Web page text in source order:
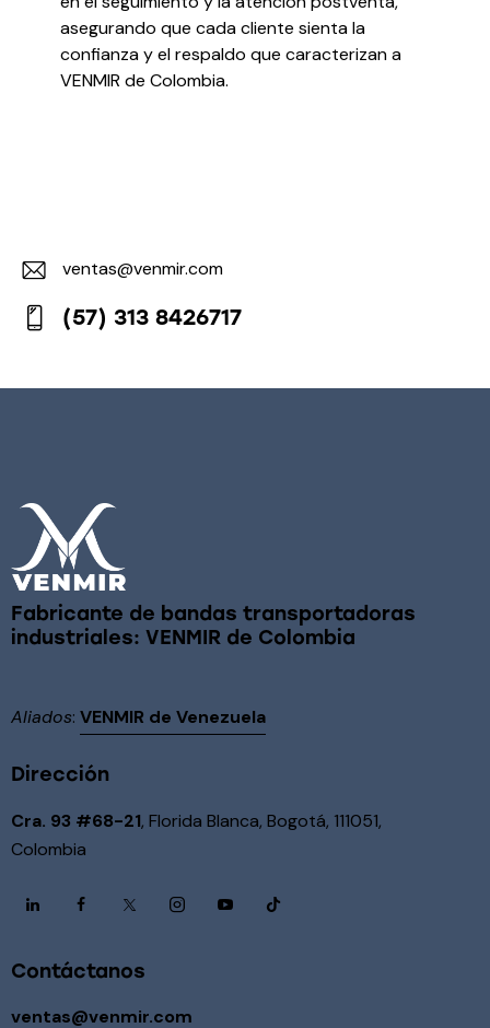
asegurando que cada cliente sienta la
confianza y el respaldo que caracterizan a
VENMIR de Colombia.
E-
m
ventas@venmir.com
on
(57) 313 8426717
Fabricante de bandas transportadoras
industriales: VENMIR de Colombia
Aliados: VENMIR de Venezuela
Dirección
Cra. 93 #68-21, Florida Blanca, Bogotá, 111051,
Colombia
Contáctanos
ventas@venmir.com